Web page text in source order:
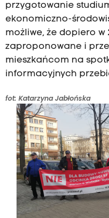
przygotowanie
ekonomiczno-
możliwe, że dopiero w
zaproponowane i
mieszkańcom na
informacyjnych
fot: Katarzyna Jabłońska